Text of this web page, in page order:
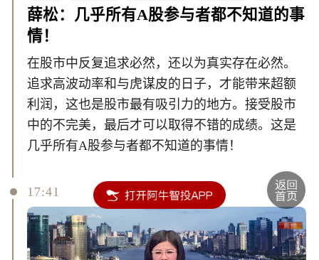
薛松：几乎所有A股参与者都不知道的事
情！
在股市中反复追求必然，还以为真实存在必然。
追求高波动率和与虎谋皮的日子，才能带来超额
利润，这也是股市最有吸引力的地方。接受股市
中的不完美，最后才可以取得不错的成绩。这是
几乎所有A股参与者都不知道的事情！
17:41